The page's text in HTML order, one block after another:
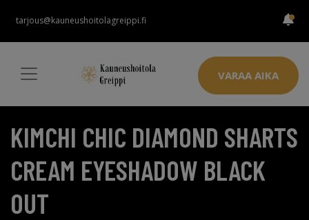
tarjous@kauneushoitolagreippi.fi
VARAA AIKA
KIMCHI CHIC DIAMOND SHARTS
CREAM EYESHADOW BLACK
OUT